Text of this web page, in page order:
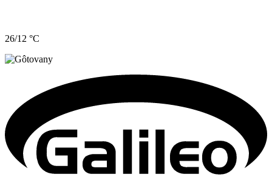
26/12 °C